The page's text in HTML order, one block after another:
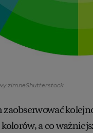
zimneShutterstock
a co